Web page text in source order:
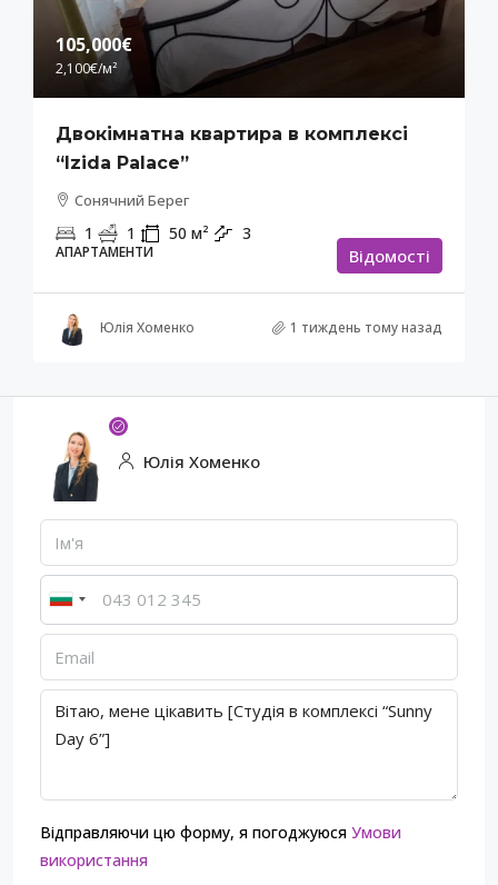
105,000€
2,100€/м²
Двокімнатна квартира в комплексі
“Izida Palace”
Сонячний Берег
1 1 50 м² 3
АПАРТАМЕНТИ Відомості
Юлія Хоменко 1 тиждень тому назад
Юлія Хоменко
Відправляючи цю форму, я погоджуюся Умови
використання